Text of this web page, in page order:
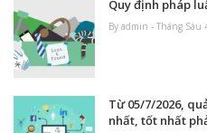
Quy định pháp
By admin - Tháng Sáu
Từ 05/7/2026,
nhất, tốt nhất